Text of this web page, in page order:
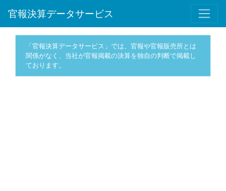
官報決算データサービス
「官報決算データサービス」では、官報や官報販売所とは
関係がなく、当社が官報掲載の決算を独自の判断で掲載し
ております。